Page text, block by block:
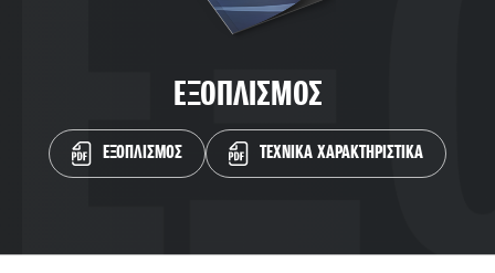
ΕΞΟΠΛΙΣΜΟΣ
ΕΞΟΠΛΙΣΜΟΣ ΤΕΧΝΙΚΑ ΧΑΡΑΚΤΗΡΙΣΤΙΚΑ